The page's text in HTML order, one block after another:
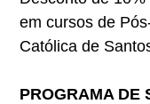
em cursos de
Católica de
PROGRAMA DE